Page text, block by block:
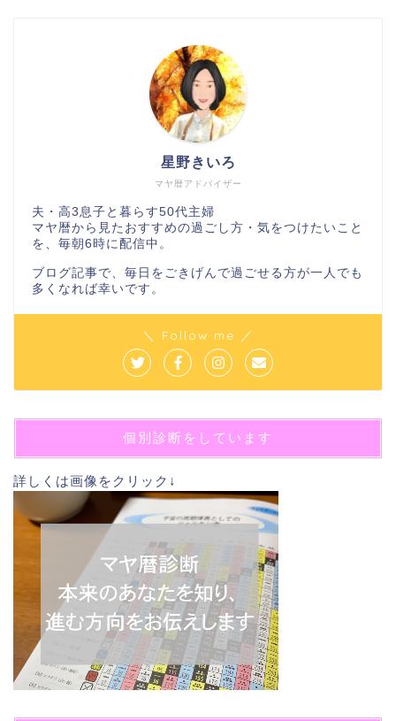
マヤ暦アドバイザー
星野きいろ
夫・高3息子と暮らす50代主婦
マヤ暦から見たおすすめの過ごし方・気をつけたいこと
を、毎朝6時に配信中。
ブログ記事で、毎日をごきげんで過ごせる方が一人でも
多くなれば幸いです。
＼ Follow me ／
個別診断をしています
詳しくは画像をクリック↓